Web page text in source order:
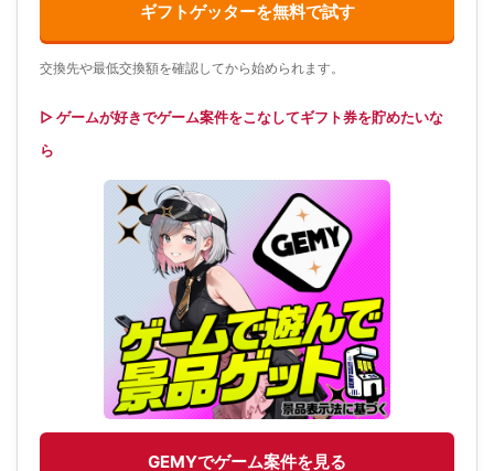
ギフトゲッターを無料で試す
交換先や最低交換額を確認してから始められます。
▷ ゲームが好きでゲーム案件をこなしてギフト券を貯めたいな
ら
GEMYでゲーム案件を見る